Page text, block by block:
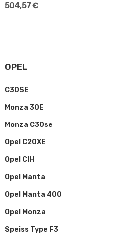
OPEL
C30SE
Monza 30E
Monza C30se
Opel C20XE
Opel CIH
Opel Manta
Opel Manta 400
Opel Monza
Speiss Type F3
504,57 €